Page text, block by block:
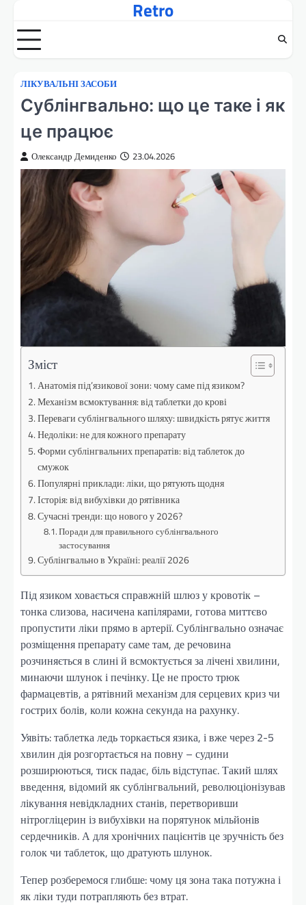
вмісту
Retro
ЛІКУВАЛЬНІ ЗАСОБИ
Сублінгвально: що це таке і як
це працює
Олександр Демиденко 23.04.2026
Зміст
Анатомія під’язикової зони: чому саме під язиком?
Механізм всмоктування: від таблетки до крові
Переваги сублінгвального шляху: швидкість рятує життя
Недоліки: не для кожного препарату
Форми сублінгвальних препаратів: від таблеток до
смужок
Популярні приклади: ліки, що рятують щодня
Історія: від вибухівки до рятівника
Сучасні тренди: що нового у 2026?
Поради для правильного сублінгвального
застосування
Сублінгвально в Україні: реалії 2026
Під язиком ховається справжній шлюз у кровотік –
тонка слизова, насичена капілярами, готова миттєво
пропустити ліки прямо в артерії. Сублінгвально означає
розміщення препарату саме там, де речовина
розчиняється в слині й всмоктується за лічені хвилини,
минаючи шлунок і печінку. Це не просто трюк
фармацевтів, а рятівний механізм для серцевих криз чи
гострих болів, коли кожна секунда на рахунку.
Уявіть: таблетка ледь торкається язика, і вже через 2-5
хвилин дія розгортається на повну – судини
розширюються, тиск падає, біль відступає. Такий шлях
введення, відомий як сублінгвальний, революціонізував
лікування невідкладних станів, перетворивши
нітрогліцерин із вибухівки на порятунок мільйонів
сердечників. А для хронічних пацієнтів це зручність без
голок чи таблеток, що дратують шлунок.
Тепер розберемося глибше: чому ця зона така потужна і
як ліки туди потрапляють без втрат.